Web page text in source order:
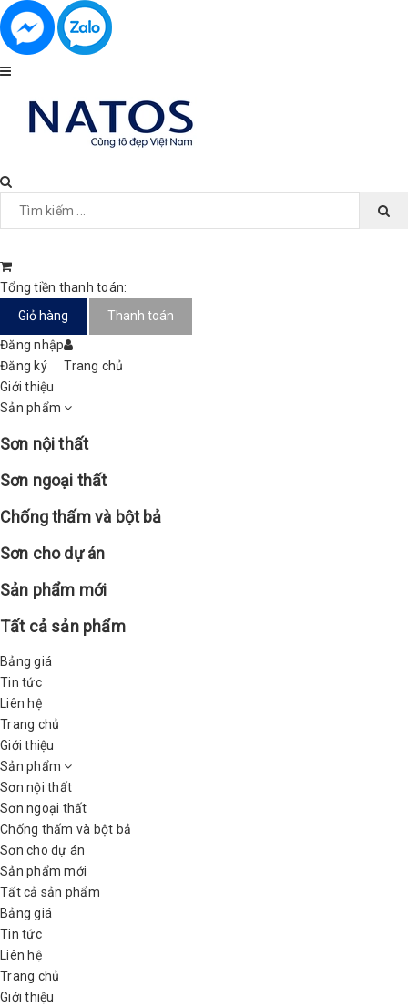
Tổng tiền thanh toán:
Giỏ hàng
Thanh toán
Đăng nhập
Đăng ký
Trang chủ
Giới thiệu
Sản phẩm
Sơn nội thất
Sơn ngoại thất
Chống thấm và bột bả
Sơn cho dự án
Sản phẩm mới
Tất cả sản phẩm
Bảng giá
Tin tức
Liên hệ
Trang chủ
Giới thiệu
Sản phẩm
Sơn nội thất
Sơn ngoại thất
Chống thấm và bột bả
Sơn cho dự án
Sản phẩm mới
Tất cả sản phẩm
Bảng giá
Tin tức
Liên hệ
Trang chủ
Giới thiệu